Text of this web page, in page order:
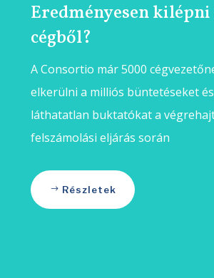
Eredményesen kilépni
cégből?
A Consortio már 5000
elkerülni a milliós büntetéseket
láthatatlan buktatókat a
felszámolási eljárás során
Részletek